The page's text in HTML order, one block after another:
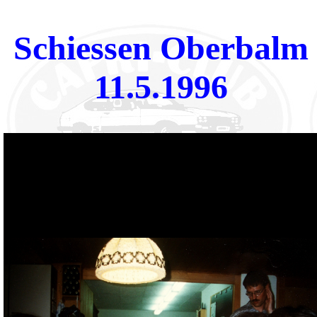
Schiessen Oberbalm
11.5.1996